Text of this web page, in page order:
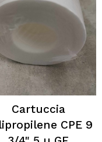
Cartuccia
CPE 9